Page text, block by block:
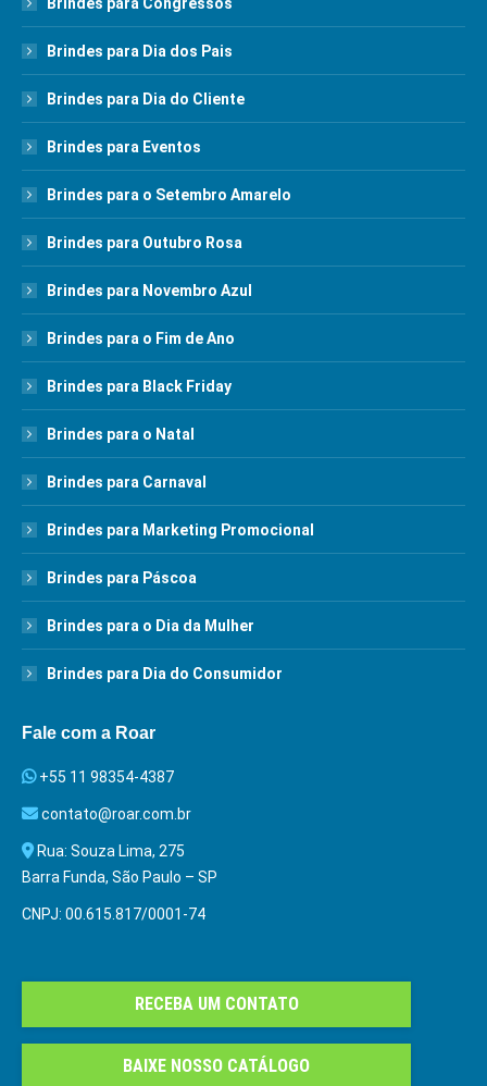
Brindes para Dia dos Pais
Brindes para Dia do Cliente
Brindes para Eventos
Brindes para o Setembro Amarelo
Brindes para Outubro Rosa
Brindes para Novembro Azul
Brindes para o Fim de Ano
Brindes para Black Friday
Brindes para o Natal
Brindes para Carnaval
Brindes para Marketing Promocional
Brindes para Páscoa
Brindes para o Dia da Mulher
Brindes para Dia do Consumidor
Fale com a Roar
+55 11 98354-4387
contato@roar.com.br
Rua: Souza Lima, 275
Barra Funda, São Paulo – SP
CNPJ: 00.615.817/0001-74
RECEBA UM CONTATO
BAIXE NOSSO CATÁLOGO